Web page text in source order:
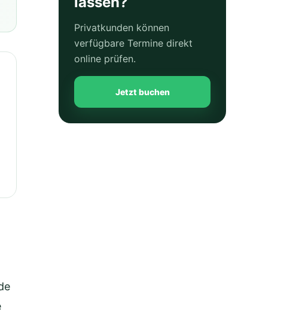
Privatkunden können
verfügbare Termine direkt
online prüfen.
Jetzt buchen